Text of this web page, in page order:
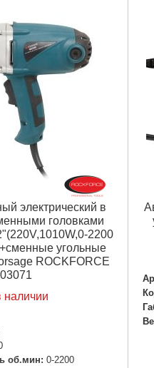
электрический в
головками
2200
угольные
ROCKFORCE
наличии
об.мин: 0-2200